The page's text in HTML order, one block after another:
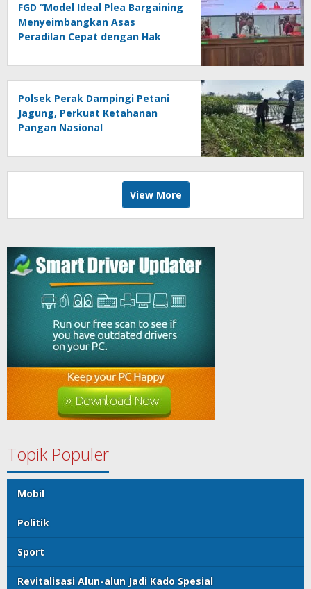
FGD “Model Ideal Plea Bargaining
Menyeimbangkan Asas
Peradilan Cepat dengan Hak
Perlindungan Korban”
Polsek Perak Dampingi Petani
Jagung, Perkuat Ketahanan
Pangan Nasional
View More
Topik Populer
Mobil
Politik
Sport
Revitalisasi Alun-alun Jadi Kado Spesial